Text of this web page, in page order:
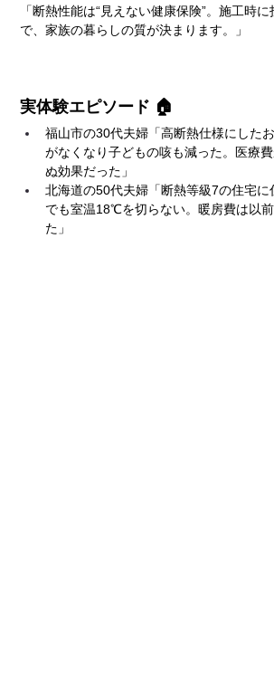
「断熱性能は“見えない健康保険”。施工時
で、家族の暮らしの質が決まります。」
実体験エピソード 🏠
福山市の30代夫婦「高断熱仕様にした
がなくなり子どもの咳も減った。医療
ぬ効果だった」
北海道の50代夫婦「断熱等級7の住宅に
でも室温18℃を切らない。暖房費は以
た」